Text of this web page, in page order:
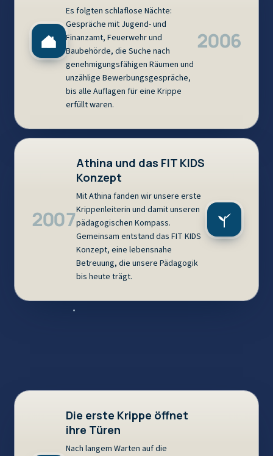
Es folgten schlaflose Nächte:
Gespräche mit Jugend- und
Finanzamt, Feuerwehr und
Baubehörde, die Suche nach
genehmigungsfähigen Räumen und
unzählige Bewerbungsgespräche,
bis alle Auflagen für eine Krippe
erfüllt waren.
2006
Athina und das FIT KIDS
Konzept
Mit Athina fanden wir unsere erste
Krippenleiterin und damit unseren
pädagogischen Kompass.
Gemeinsam entstand das FIT KIDS
Konzept, eine lebensnahe
Betreuung, die unsere Pädagogik
bis heute trägt.
2007
Die erste Krippe öffnet
ihre Türen
Nach langem Warten auf die